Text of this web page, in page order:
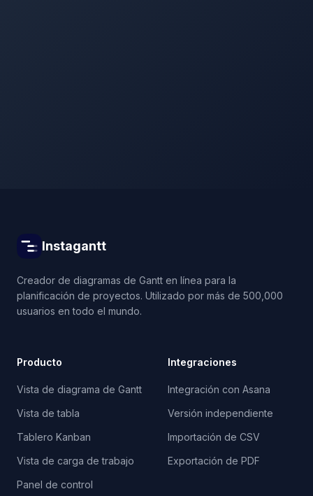
Instagantt
Creador de diagramas de Gantt en línea para la
planificación de proyectos. Utilizado por más de 500,000
usuarios en todo el mundo.
Producto
Vista de diagrama de Gantt
Vista de tabla
Tablero Kanban
Vista de carga de trabajo
Panel de control
Integraciones
Integración con Asana
Versión independiente
Importación de CSV
Exportación de PDF